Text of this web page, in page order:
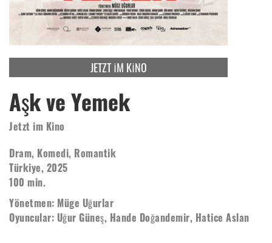
JETZT IM KINO
Aşk ve Yemek
Jetzt im Kino
Dram, Komedi, Romantik
Türkiye, 2025
100 min.
Yönetmen: Müge Uğurlar
Oyuncular: Uğur Güneş, Hande Doğandemir, Hatice Aslan